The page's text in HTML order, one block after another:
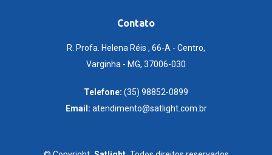
Contato
R. Profa. Helena Réis , 66-A - Centro,
Varginha - MG, 37006-030
Telefone: (35) 98852-0899
Email: atendimento@satlight.com.br